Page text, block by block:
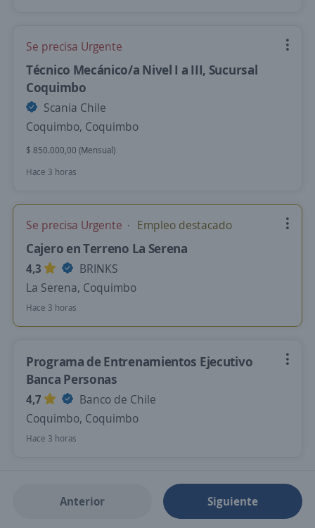
Se precisa Urgente
Técnico Mecánico/a Nivel I a III, Sucursal
Coquimbo
Scania Chile
Coquimbo, Coquimbo
$ 850.000,00 (Mensual)
Hace 3 horas
Se precisa Urgente Empleo destacado
Cajero en Terreno La Serena
4,3
BRINKS
La Serena, Coquimbo
Hace 3 horas
Programa de Entrenamientos Ejecutivo
Banca Personas
4,7
Banco de Chile
Coquimbo, Coquimbo
Hace 3 horas
Anterior Siguiente